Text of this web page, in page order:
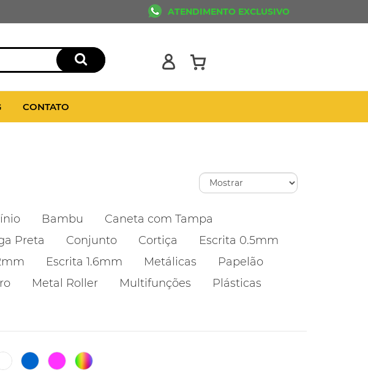
ATENDIMENTO EXCLUSIVO
CONTATO
Bambu
Caneta com Tampa
Preta Conjunto Cortiça
Escrita 0.5mm
Escrita 1.6mm Metálicas
Papelão
Metal Roller Multifunções
Plásticas